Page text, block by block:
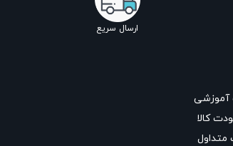
ارسال سریع
آموزشی
کالا
متداول